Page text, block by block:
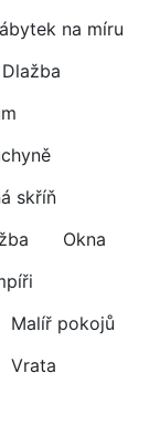
na míru
Dlažba
skříň
Okna
Malíř pokojů
Vrata